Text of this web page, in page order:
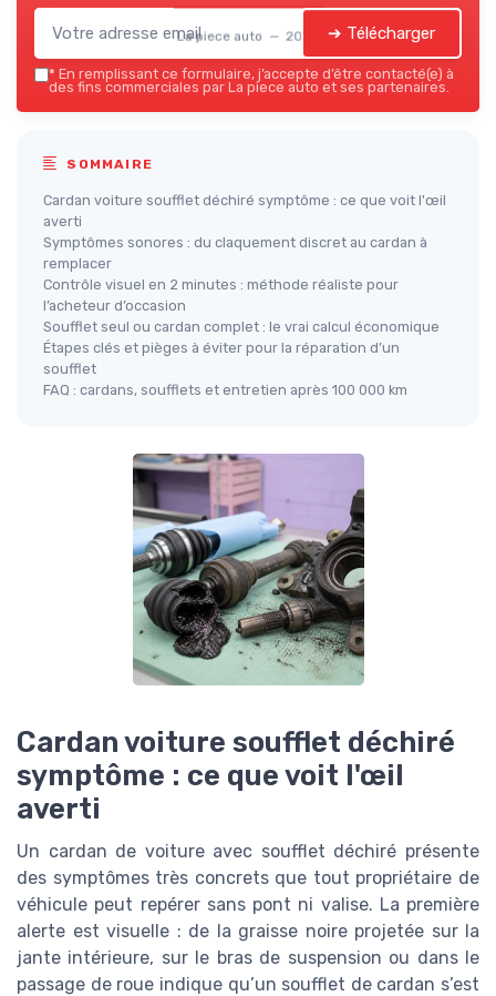
La piece auto — 2026 ➔ Télécharger
* En remplissant ce formulaire, j’accepte d’être contacté(e) à
des fins commerciales par La piece auto et ses partenaires.
SOMMAIRE
Cardan voiture soufflet déchiré symptôme : ce que voit l'œil
averti
Symptômes sonores : du claquement discret au cardan à
remplacer
Contrôle visuel en 2 minutes : méthode réaliste pour
l’acheteur d’occasion
Soufflet seul ou cardan complet : le vrai calcul économique
Étapes clés et pièges à éviter pour la réparation d’un
soufflet
FAQ : cardans, soufflets et entretien après 100 000 km
Cardan voiture soufflet déchiré
symptôme : ce que voit l'œil
averti
Un cardan de voiture avec soufflet déchiré présente
des symptômes très concrets que tout propriétaire de
véhicule peut repérer sans pont ni valise. La première
alerte est visuelle : de la graisse noire projetée sur la
jante intérieure, sur le bras de suspension ou dans le
passage de roue indique qu’un soufflet de cardan s’est